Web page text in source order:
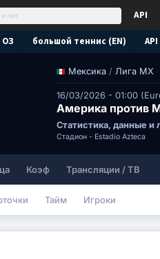
API
ОЗ большой теннис (EN) API
Мексика / Лига МХ
16/03/2026 - 01:00
Америка против
Статистика, данные и
Стадион - Estadio Azteca
Коэф Трансляции / ТВ
Тайм Игроки